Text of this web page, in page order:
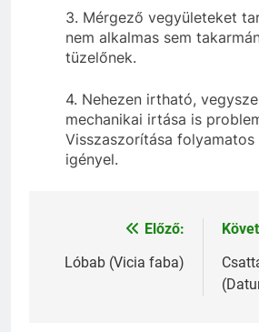
3. Mérgező vegyületeket
nem alkalmas sem
tüzelőnek.
4. Nehezen irtható,
mechanikai irtása is
Visszaszorítása
igényel.
Bejegyzés
navigáció
Előző:
Lóbab (Vicia faba)